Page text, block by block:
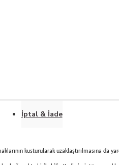
İptal & İade
kusturularak uzaklaştırılmasına da